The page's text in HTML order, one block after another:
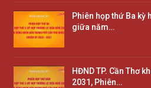
Phiên họp thứ Ba kỳ
giữa năm…
HĐND TP. Cần Thơ
2031, Phiên…